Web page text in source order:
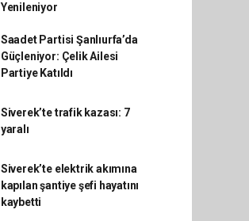
Yenileniyor
Saadet Partisi Şanlıurfa’da
Güçleniyor: Çelik Ailesi
Partiye Katıldı
Siverek’te trafik kazası: 7
yaralı
Siverek’te elektrik akımına
kapılan şantiye şefi hayatını
kaybetti